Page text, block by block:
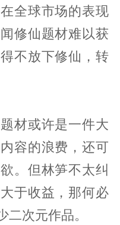
全球市场的表现
修仙题材难以获
不放下修仙，转
材或许是一件大
容的浪费，还可
。但林笋不太纠
于收益，那何必
二次元作品。